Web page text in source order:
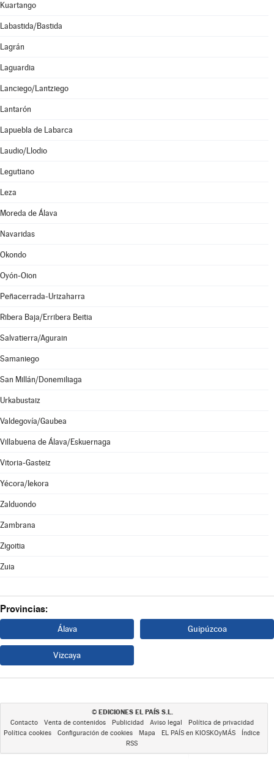
Kuartango
Labastida/Bastida
Lagrán
Laguardia
Lanciego/Lantziego
Lantarón
Lapuebla de Labarca
Laudio/Llodio
Legutiano
Leza
Moreda de Álava
Navaridas
Okondo
Oyón-Oion
Peñacerrada-Urizaharra
Ribera Baja/Erribera Beitia
Salvatierra/Agurain
Samaniego
San Millán/Donemiliaga
Urkabustaiz
Valdegovía/Gaubea
Villabuena de Álava/Eskuernaga
Vitoria-Gasteiz
Yécora/Iekora
Zalduondo
Zambrana
Zigoitia
Zuia
Provincias:
Álava Guipúzcoa
Vizcaya
© EDICIONES EL PAÍS S.L.
Contacto Venta de contenidos Publicidad Aviso legal
Política de privacidad
Política cookies
Configuración de cookies Mapa EL PAÍS en KIOSKOyMÁS
Índice
RSS